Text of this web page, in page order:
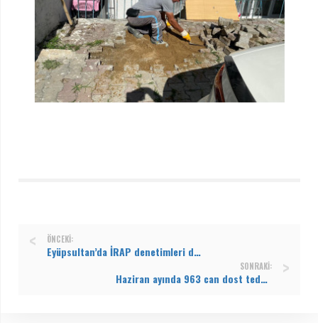
ÖNCEKI:
Eyüpsultan’da İRAP denetimleri devam ediyor
SONRAKI:
Haziran ayında 963 can dost tedavi edildi, 17'si yeni yuvasına kavuştu